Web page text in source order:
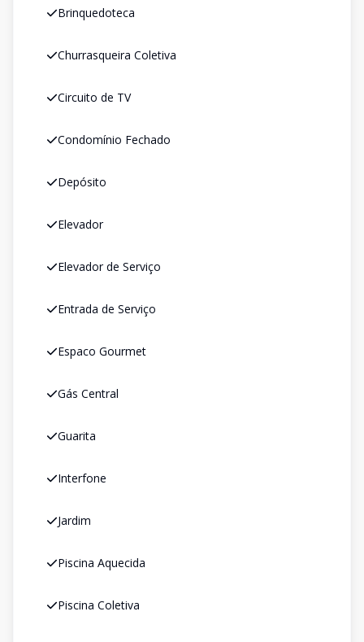
Brinquedoteca
Churrasqueira Coletiva
Circuito de TV
Condomínio Fechado
Depósito
Elevador
Elevador de Serviço
Entrada de Serviço
Espaco Gourmet
Gás Central
Guarita
Interfone
Jardim
Piscina Aquecida
Piscina Coletiva